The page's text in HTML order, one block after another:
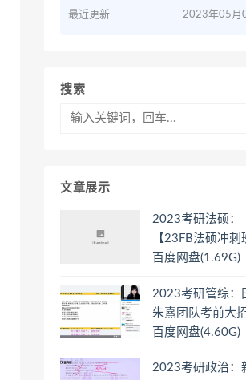
最近更新 2023年05月
搜索
文章展示
2023考研法硕：
【23FB法硕冲刺
百度网盘(1.69G)
2023考研管综：
朱熹团队考前大
百度网盘(4.60G)
2023考研政治：